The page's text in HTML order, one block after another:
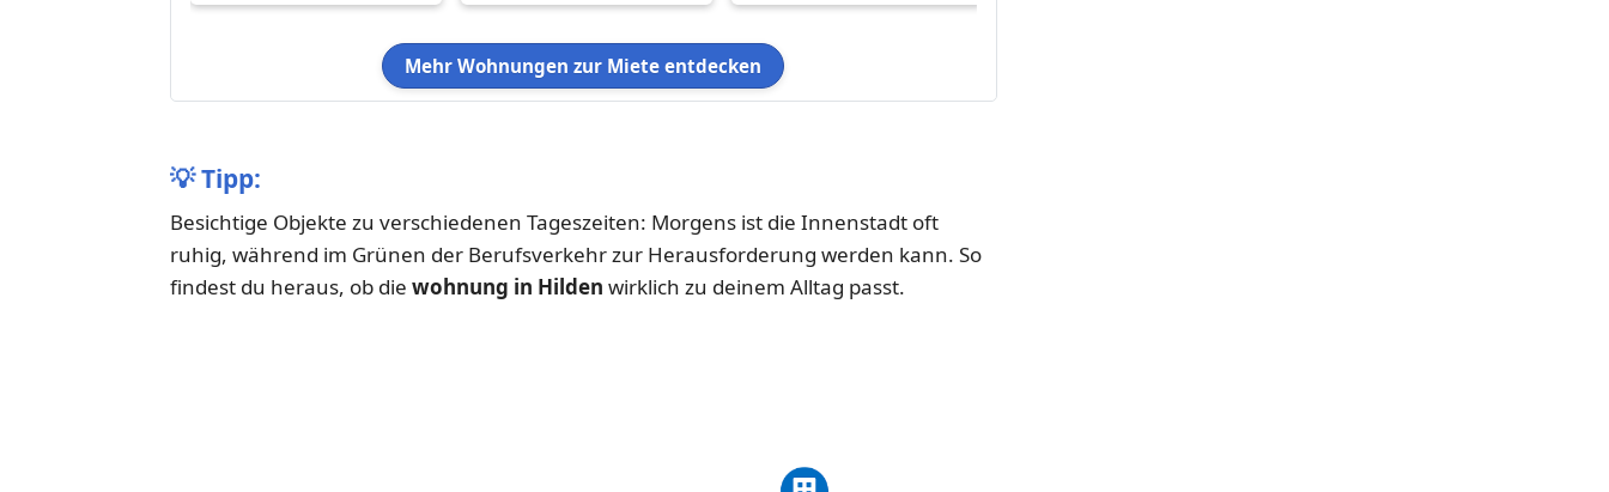
Mehr Wohnungen zur Miete entdecken
💡Tipp:
Besichtige Objekte zu verschiedenen Tageszeiten: Morgens ist die Innenstadt oft
ruhig, während im Grünen der Berufsverkehr zur Herausforderung werden kann. So
findest du heraus, ob die wohnung in Hilden wirklich zu deinem Alltag passt.